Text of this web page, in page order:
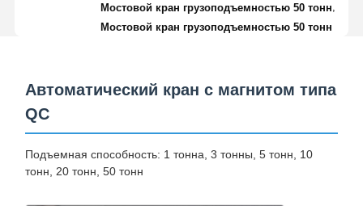
Мостовой кран грузоподъемностью 50 тонн
Мостовой кран грузоподъемностью 50 тонн
Автоматический кран с магнитом типа
QC
Подъемная способность: 1 тонна, 3 тонны, 5 тонн, 10
тонн, 20 тонн, 50 тонн